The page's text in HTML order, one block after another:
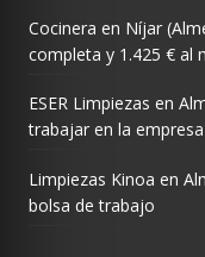
Cocinera en Níjar
completa y 1.425 € al
ESER Limpiezas en
trabajar en la empresa
Limpiezas Kinoa en
bolsa de trabajo